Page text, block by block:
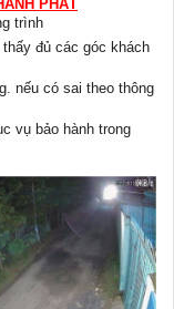
PHÁT
trình
đủ các góc khách
nếu có sai theo thông
vụ bảo hành trong